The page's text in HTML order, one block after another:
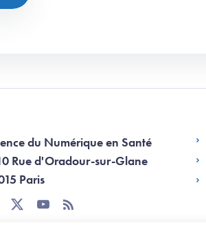
du Numérique en Santé
Rue d'Oradour-sur-Glane
Paris
twitteryoutube
rss